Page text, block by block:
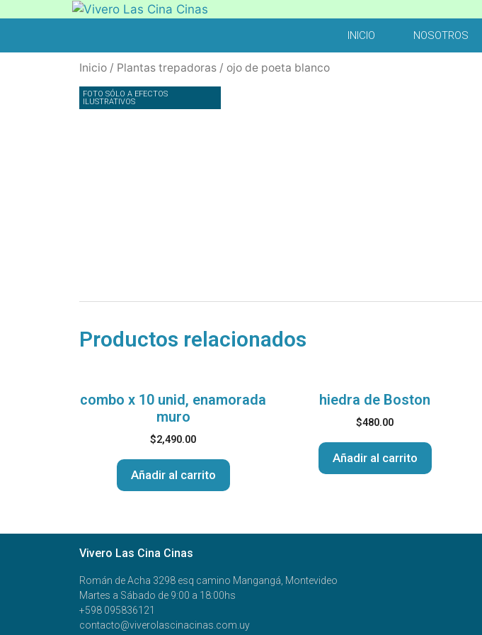
INICIO NOSOTROS
Inicio / Plantas trepadoras / ojo de poeta blanco
FOTO SÓLO A EFECTOS
ILUSTRATIVOS
Productos relacionados
combo x 10 unid, enamorada
muro
$2,490.00
Añadir al carrito
hiedra de Boston
$480.00
Añadir al carrito
Vivero Las Cina Cinas
Román de Acha 3298 esq camino Mangangá, Montevideo
Martes a Sábado de 9:00 a 18:00hs
+598 095836121
contacto@viverolascinacinas.com.uy